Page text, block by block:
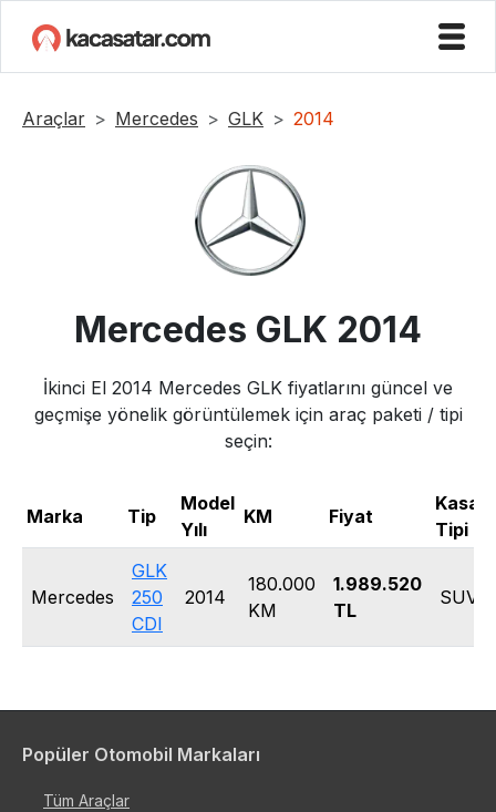
Araçlar Mercedes GLK 2014
Mercedes GLK 2014
İkinci El 2014 Mercedes GLK fiyatlarını güncel ve
geçmişe yönelik görüntülemek için araç paketi / tipi
seçin:
Marka Tip
Model
Yılı
KM Fiyat
Kasa
Tipi
Mercedes
GLK
250
CDI
2014
180.000
KM
1.989.520
TL
SUV
Popüler Otomobil Markaları
Tüm Araçlar